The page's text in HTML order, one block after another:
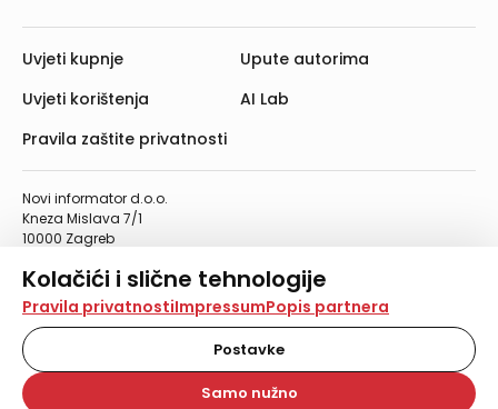
Kolačići i slične tehnologije
Na našoj web stranici koristimo kolačiće i slične
tehnologije za pohranu, čitanje i obradu informacija na
vašem uređaju. Time poboljšavamo korisničko iskustvo,
analiziramo promet na stranici te prikazujemo sadržaje i
oglase koji vas zanimaju. Korisnički profili mogu se kreirati
Pravila privatnostiImpressumPopis partnera
Postavke
Samo nužno
Novi informator d.o.o.
Kneza Mislava 7/1
10000 Zagreb
Telefaks: 01/4612-553
info@informator.hr
PRATITE NAS:
Uvjeti kupnje
Uvjeti korištenja
Pravila zaštite privatnosti
Upute autorima
AI Lab